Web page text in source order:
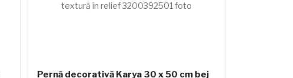
Pernă decorativă Karya 30 x 50 cm bej